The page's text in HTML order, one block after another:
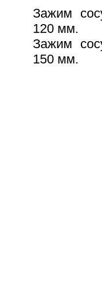
Зажим
120 мм.
Зажим
150 мм.